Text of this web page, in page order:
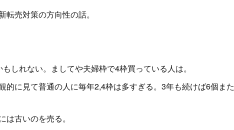
売対策の方向性の話。
しれない。ましてや夫婦枠で4枠買っている人は。
に見て普通の人に毎年2,4枠は多すぎる。3年も続けば6個また
古いのを売る。